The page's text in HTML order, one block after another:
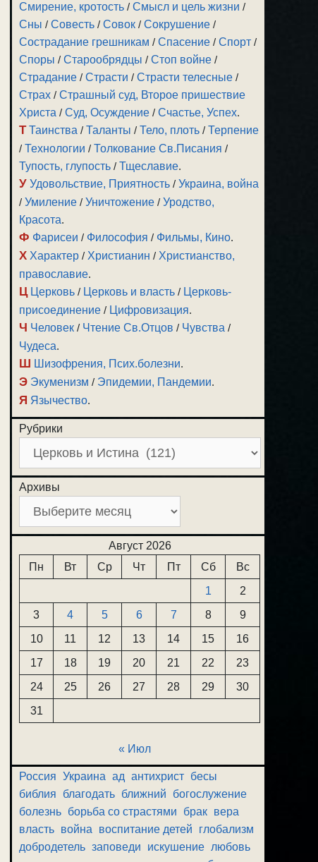
Смирение, кротость /Смысл и цель жизни /
Сны /Совесть /Совок /Сокрушение /
Сострадание грешникам /Спасение /Спорт /
Споры /Старообрядцы /Стоп войне /
Страдание /Страсти /Страсти телесные /
Страх /Страшный суд, Второе пришествие
Христа /Суд, Осуждение /Счастье, Успех.
Т Таинства /Таланты /Тело, плоть /Терпение
/Технологии /Толкование Св.Писания /
Тупость, глупость /Тщеславие.
У Удовольствие, Приятность /Украина, война
/Умиление /Уничтожение /Уродство,
Красота.
Ф Фарисеи / Философия / Фильмы, Кино.
Х Характер / Христианин / Христианство,
православие.
Ц Церковь / Церковь и власть / Церковь-
присоединение / Цифровизация.
Ч Человек / Чтение Св.Отцов / Чувства /
Чудеса.
Ш Шизофрения, Псих.болезни.
Э Экуменизм / Эпидемии, Пандемии.
Я Язычество.
Рубрики
Архивы
Август 2026
Пн
Вт Ср Чт Пт Сб
Вс
1
2
3
4 5 6 7 8
9
10
11 12 13 14 15
16
17
18 19 20 21 22
23
24
25 26 27 28 29
30
31
« Июл
Россия Украина ад антихрист бесы
библия
благодать ближний
богослужение
болезнь борьба со страстями брак вера
власть война воспитание детей
глобализм
добродетель заповеди искушение любовь